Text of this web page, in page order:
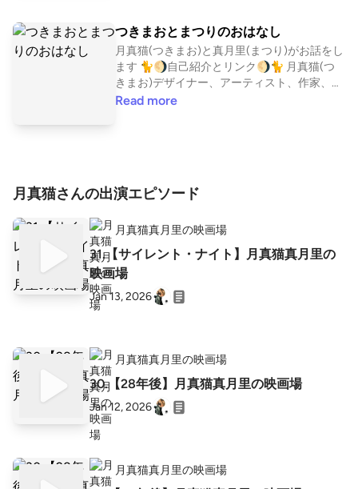
n.style/p/tmmovie?Osok1kf2
つきまおとまつりのおはなし
月真猫(つきまお)と真月里(まつり)がお話をし
ます 🐈🌖自己紹介とリンク🌖🐈 月真猫(つ
きまお)デザイナー、アーティスト、作家、占
い師、ハンドメイド作家、インターネットの
小説『黒の聖餐』表紙デザイン・総解説参
tps://reverieneon71.my.canva.site ⭐︎感想、お
Read more
月真猫さんの出演エピソード
月真猫真月里の映画場
31.【サイレント・ナイト】月真猫真月里の
映画場
Jan 13, 2026
月真猫真月里の映画場
30.【28年後】月真猫真月里の映画場
Jan 12, 2026
月真猫真月里の映画場